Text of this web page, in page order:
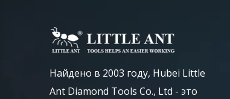
Найдено в 2003 году, Hubei Little
Ant Diamond Tools Co., Ltd - это